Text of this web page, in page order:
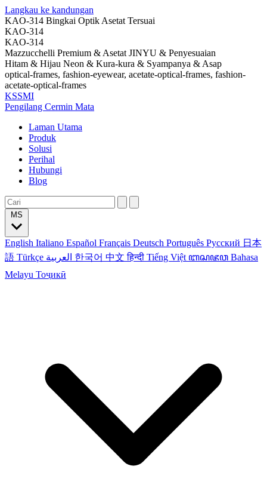
Langkau ke kandungan
KAO-314 Bingkai Optik Asetat Tersuai
KAO-314
KAO-314
Mazzucchelli Premium & Asetat JINYU & Penyesuaian
Hitam & Hijau Neon & Kura-kura & Syampanya & Asap
optical-frames, fashion-eyewear, acetate-optical-frames, fashion-
acetate-optical-frames
KSSMI
Pengilang Cermin Mata
Laman Utama
Produk
Solusi
Perihal
Hubungi
Blog
English Italiano Español Français Deutsch Português Русский 日本
語 Türkçe 한국어 中文हिन्दी Tiếng Việt ꦧꦱꦗꦮ Bahasa
Melayu Тоҷикӣ